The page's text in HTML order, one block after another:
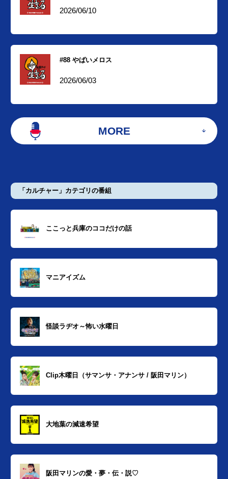
2026/06/10
#88 やばいメロス
2026/06/03
MORE
「カルチャー」カテゴリの番組
ここっと兵庫のココだけの話
マニアイズム
怪談ラヂオ～怖い水曜日
Clip木曜日（サマンサ・アナンサ / 阪田マリン）
大地葉の減速希望
阪田マリンの愛・夢・伝・説♡